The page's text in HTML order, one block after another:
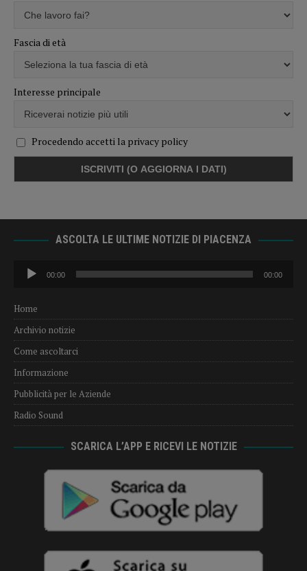
Fascia di età
Interesse principale
Procedendo accetti la privacy policy
ASCOLTA LE ULTIME NOTIZIE DI PIACENZA
Audio
Player
00:00 00:00
Home
Archivio notizie
Come ascoltarci
Informazione
Pubblicità per le Aziende
Radio Sound
SCARICA L’APP E RICEVI LE NOTIZIE